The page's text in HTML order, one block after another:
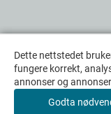
Copyright © 2026
Dette nettstedet
fungere korrekt,
annonser og
Godta
Dette nettstedet
fungere korrekt,
annonser og
Godta